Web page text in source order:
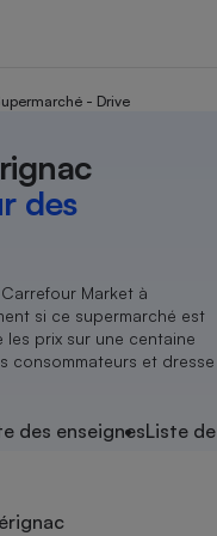
- Drive
des
Market à
si ce supermarché est
les prix sur une centaine
consommateurs et dresse
des enseignesListe
alimentaire
- Vente - Location
- Grande surface
- Fidélisation
de défense
judiciaire
- Vente - Travaux
- Tourisme
électrique
administrative
marchand
aérien